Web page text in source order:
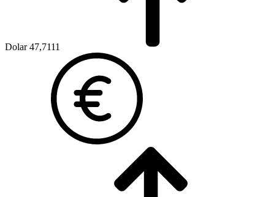
Dolar 47,7111